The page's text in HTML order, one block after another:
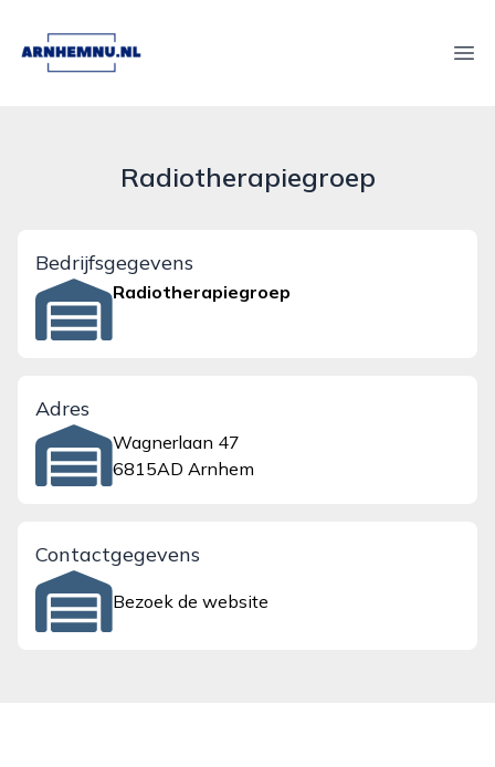
arnhemnu.nl
Radiotherapiegroep
Bedrijfsgegevens
Radiotherapiegroep
Adres
Wagnerlaan 47
6815AD Arnhem
Contactgegevens
Bezoek de website